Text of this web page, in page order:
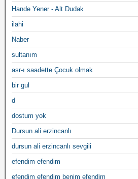
Hande Yener - Alt Dudak
ilahi
Naber
sultanım
asr-ı saadette Çocuk olmak
bir gul
d
dostum yok
Dursun ali erzincanlı
dursun ali erzincanlı sevgili
efendim efendim
efendim efendim benim efendim